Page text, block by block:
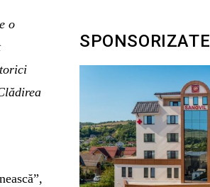
o
SPONSORIZATE